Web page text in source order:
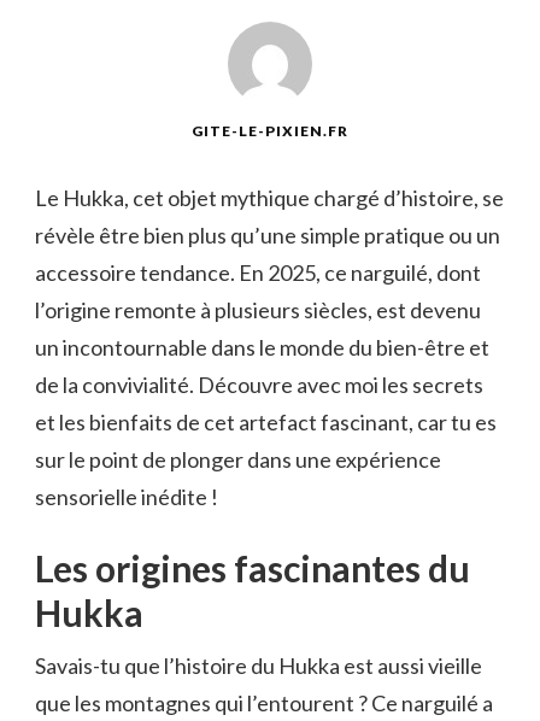
GITE-LE-PIXIEN.FR
Le Hukka, cet objet mythique chargé d’histoire, se
révèle être bien plus qu’une simple pratique ou un
accessoire tendance. En 2025, ce narguilé, dont
l’origine remonte à plusieurs siècles, est devenu
un incontournable dans le monde du bien-être et
de la convivialité. Découvre avec moi les secrets
et les bienfaits de cet artefact fascinant, car tu es
sur le point de plonger dans une expérience
sensorielle inédite !
Les origines fascinantes du
Hukka
Savais-tu que l’histoire du Hukka est aussi vieille
que les montagnes qui l’entourent ? Ce narguilé a